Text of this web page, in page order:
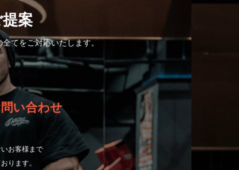
案
てをご対応いたします。
い合わせ
お客様まで
ります。